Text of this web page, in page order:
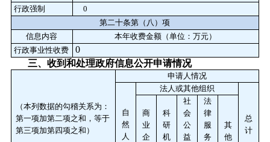
行政强制
0
第二十条第（八）项
信息内容
本年收费金额（单位：万元）
行政事业性收费
0
三、收到和处理政府信息公开申请情况
（本列数据的勾稽关系为：
第一项加第二项之和，等于
第三项加第四项之和）
申请人情况
自
然
人
法人或其他组织
总
计
商
业
企
科
研
机
社
会
公
益
法
律
服
务
其
他